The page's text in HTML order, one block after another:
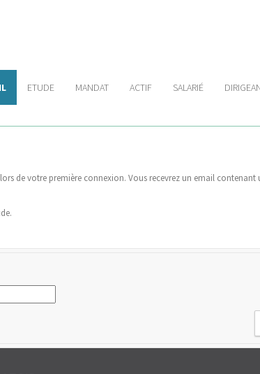
ETUDE MANDAT ACTIF SALARIÉ
de votre première connexion. Vous recevrez un email